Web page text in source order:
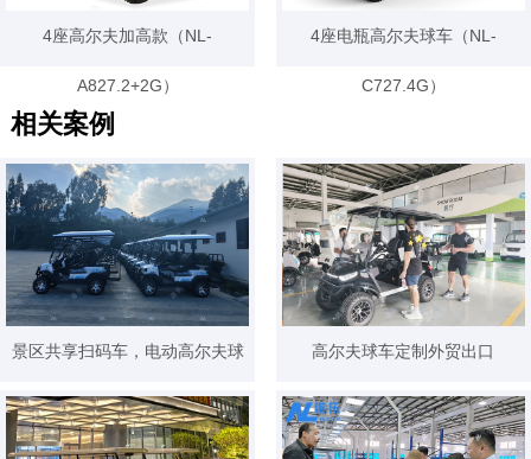
4座高尔夫加高款（NL-
A827.2+2G）
4座电瓶高尔夫球车（NL-
C727.4G）
相关案例
景区共享扫码车，电动高尔夫球
车加高款
高尔夫球车定制外贸出口